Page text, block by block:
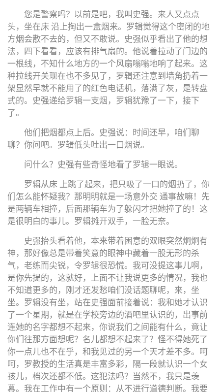
您是警察吗？以前是吧，我叫史强。来人又点点
头，坐在床 沿上掏出一盒烟来。罗辑觉得这个密闭的地
方烟会散不去的，但又不敢说。史强似乎看出了他的想
法，四下看看，应该有排气扇的。他说着拉动了门边的
一根线，不知什么地方的一个风扇嗡嗡地响了起来。这
种拉线开关现在也不多见了，罗辑还注意到墙角扔着一
架显然早就不能用了的红色电话机，落满了灰，是转盘
式的。史强递给罗辑一支烟，罗辑犹豫了一下，接下
了。
他们把烟都点上后。史强说：时间还早，咱们聊
聊？你问吧。罗辑低头吐出一口烟说。
问什么？史强有些奇怪地看了罗辑一眼说。
罗辑从床 上跳了起来，把只吸了一口的烟扔了，你
们怎么能怀疑我？那明明就是一场意外交 通事故嘛！先
是两辆车相撞，后面那辆车为了躲闪才把她撞了的！这
是很明白的事儿。罗辑摊开双手，一脸无奈。
史强抬头看着他，本来带着困意的双眼突然炯炯有
神，那好像总是带着笑意的眼神中藏着一股无形的杀
气，老练而尖锐，令罗辑很恐慌。我可没提这事儿啊，
是你先提的，这就好，上面不让我说更多的情况，我也
不知道更多的，刚才还发愁咱们没话题聊呢，来，坐
坐。罗辑没有坐，站在史强面前接着说：我和她才认识
了一个星期，就是在学校旁边的酒吧里认识的，出事前
连她的名字都想不起来，你说我们之间能有什么，竟让
你们往那方面想呢？名儿都想不起来了？怪不得她死了
你一点儿也不在乎，和我见过的另一个天才差不多。呵
呵，罗教授的生活真是丰富多彩，隔一段就认识一个女
孩儿，档次还都不低。这犯法吗？当然不，我只是羡
慕。我在工作中有一个原则：从不进行道德判断。我要